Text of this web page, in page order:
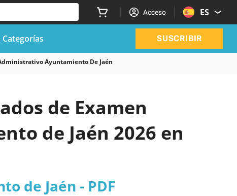
Acceso ES
SUSCRIBIR
Ayuntamiento De Jaén
de Examen
de Jaén 2026 en
de Jaén - PDF